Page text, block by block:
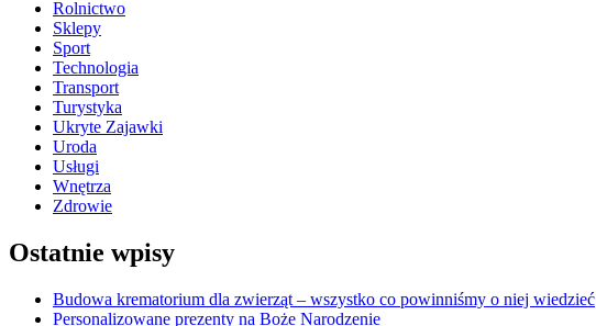
Rolnictwo
Sklepy
Sport
Technologia
Transport
Turystyka
Ukryte Zajawki
Uroda
Usługi
Wnętrza
Zdrowie
Ostatnie wpisy
Budowa krematorium dla zwierząt – wszystko co powinniśmy o niej wiedzieć
Personalizowane prezenty na Boże Narodzenie